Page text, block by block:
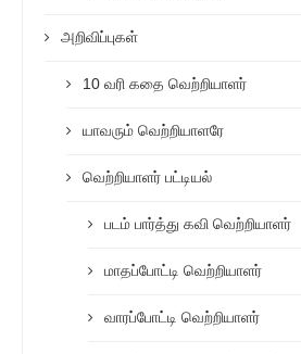
அறிவிப்புகள்
10 வரி கதை வெற்றியாளர்
யாவரும் வெற்றியாளரே
வெற்றியாளர் பட்டியல்
படம் பார்த்து கவி வெற்றியாளர்
மாதப்போட்டி வெற்றியாளர்
வாரப்போட்டி வெற்றியாளர்